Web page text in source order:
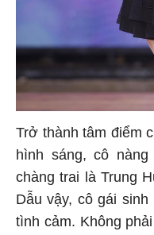
Trở thành tâm điểm
hình sáng, cô
chàng trai là Trung
Dẫu vậy, cô gái
tình cảm. Không